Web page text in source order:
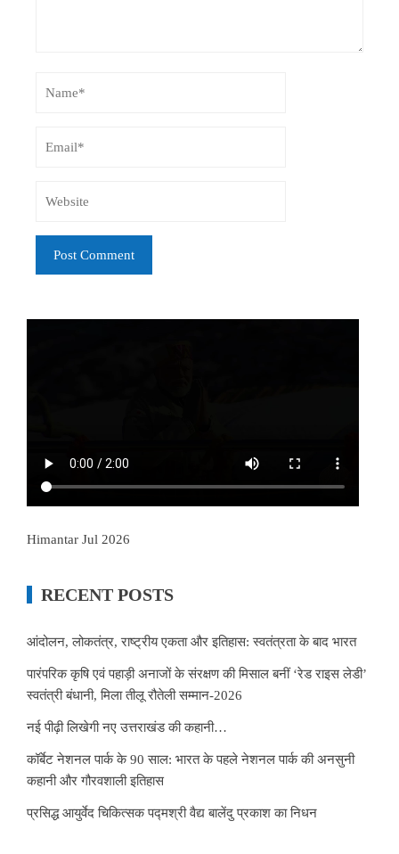
Himantar Jul 2026
RECENT POSTS
आंदोलन, लोकतंत्र, राष्ट्रीय एकता और इतिहास: स्वतंत्रता के बाद भारत
पारंपरिक कृषि एवं पहाड़ी अनाजों के संरक्षण की मिसाल बनीं ‘रेड राइस लेडी’
स्वतंत्री बंधानी, मिला तीलू रौतेली सम्मान-2026
नई पीढ़ी लिखेगी नए उत्तराखंड की कहानी…
कॉर्बेट नेशनल पार्क के 90 साल: भारत के पहले नेशनल पार्क की अनसुनी
कहानी और गौरवशाली इतिहास
प्रसिद्ध आयुर्वेद चिकित्सक पद्मश्री वैद्य बालेंदु प्रकाश का निधन